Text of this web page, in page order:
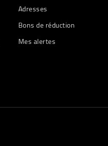
Adresses
Bons de réduction
Mes alertes